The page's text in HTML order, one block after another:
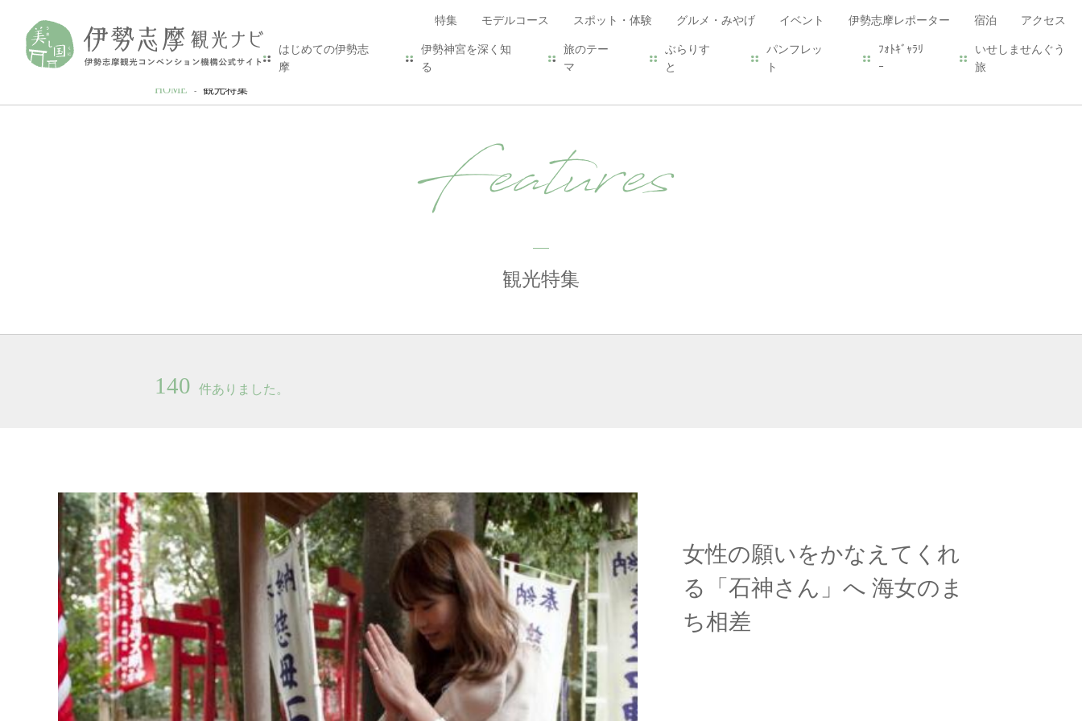
特集 モデルコース スポット・体験 グルメ・みやげ イベント 伊勢志摩レポーター 宿泊 アクセス
はじめての伊勢志
摩
伊勢神宮を深く知
る
旅のテー
マ
ぶらりす
と
パンフレッ
ト
ﾌｫﾄｷﾞｬﾗﾘ
ｰ
いせしませんぐう
旅
HOME
観光特集
Features
観光特集
140 件ありました。
女性の願いをかなえてくれ
る「石神さん」へ 海女のま
ち相差